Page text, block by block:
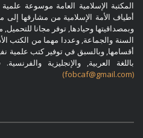
المكتبة الإسلامية العامة موسوعة
أطياف الأمة الإسلامية من مشارقها إلى
وبمصداقيتها وحيادها, توفر مجانا
السنة والجماعة, وعددا مهما من الكتب
أقسامها, وبالسبق في توفير كتب علمية
باللغة العربية, والإنجليزية
(fobcaf@gmail.com)